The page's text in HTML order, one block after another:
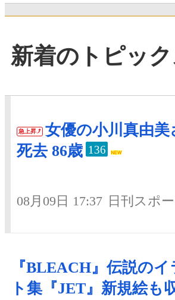
新着のトピッ
急上昇
女優の小川真由美
死去 86歳 136
08月09日 17:37 日刊スポ
『BLEACH』伝説のイ
ト集『JET』新規絵も